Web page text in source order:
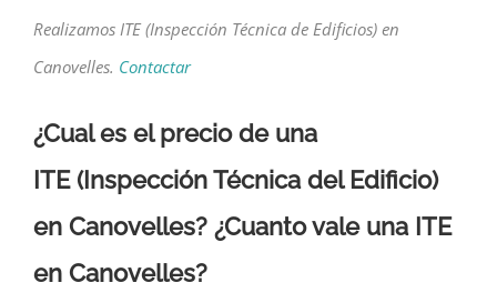
Realizamos ITE (Inspección Técnica de Edificios) en
Canovelles. Contactar
¿Cual es el precio de una
ITE (Inspección Técnica del Edificio)
en Canovelles? ¿Cuanto vale una ITE
en Canovelles?